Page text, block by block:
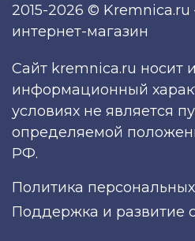
2015-2026 ©
интернет-магазин
Сайт kremnica.ru носит
информационный
условиях не является
определяемой
РФ.
Политика
Поддержка и развитие